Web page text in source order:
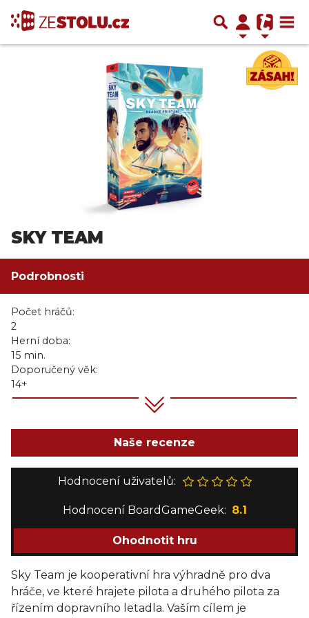
SKY TEAM
Podrobnosti
Počet hráčů:
2
Herní doba:
15 min.
Doporučený věk:
14+
Naše recenze
Hodnocení uživatelů:
Hodnocení BoardGameGeek: 8.1
Ohodnotit hru
Sky Team je kooperativní hra výhradně pro dva
hráče, ve které hrajete pilota a druhého pilota za
řízením dopravního letadla. Vaším cílem je